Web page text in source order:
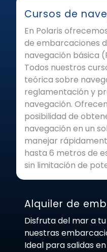
Cursos de
En Polaris
de embarcaciones
navegación básica
Todos nuestros
teórica sobre
reglamentación y
navegación.
posibilidad de
navegación en un
manejar
hasta 6 metros de
sin limitación de
Alquiler de
Disfruta del mar a
nuestras
Ideal para salidas